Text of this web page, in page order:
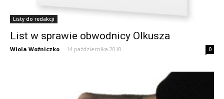
Listy do redakcji
List w sprawie obwodnicy Olkusza
Wiola Woźniczko - 14 października 2010 0